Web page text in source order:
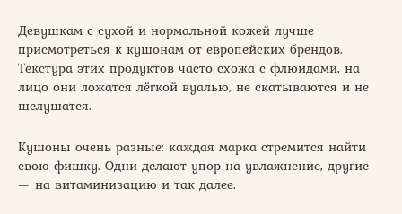
Девушкам с сухой и нормальной кожей лучше
присмотреться к кушонам от европейских брендов.
Текстура этих продуктов часто схожа с флюидами, на
лицо они ложатся лёгкой вуалью, не скатываются и не
шелушатся.
Кушоны очень разные: каждая марка стремится найти
свою фишку. Одни делают упор на увлажнение, другие
— на витаминизацию и так далее.